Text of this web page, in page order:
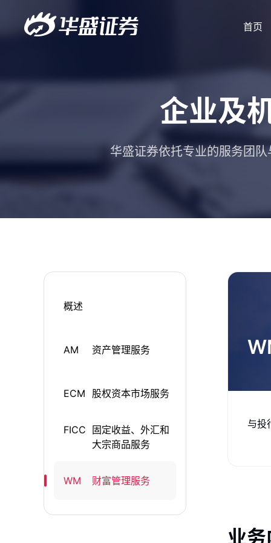
首页
企业及
华盛证券依托专业的服务团
概述
AM 资产管理服务
ECM 股权资本市场服务
FICC
固定收益、外汇和
大宗商品服务
WM 财富管理服务
与投
业